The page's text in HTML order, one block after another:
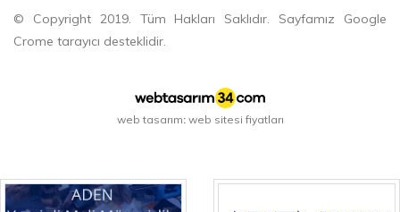
© Copyright 2019. Tüm Hakları Saklıdır. Sayfamız Google
Crome tarayıcı desteklidir.
web tasarım web sitesi fiyatları